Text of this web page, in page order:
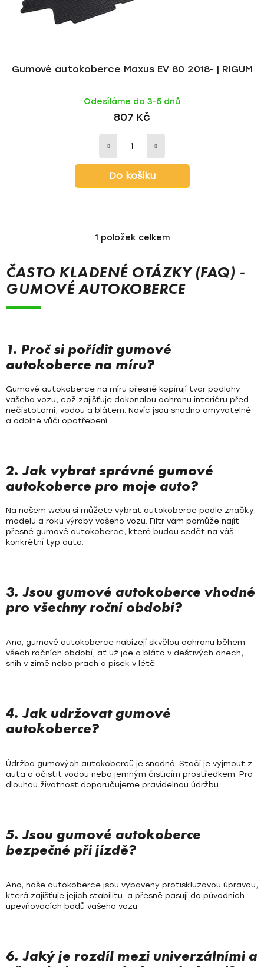
Gumové autokoberce Maxus EV 80 2018- | RIGUM
Odesíláme do 3-5 dnů
807 Kč
Do košíku
O
l
á
d
p
r
v
k
y
v
u
1 položek celkem
ČASTO KLADENÉ OTÁZKY (FAQ) -
GUMOVÉ AUTOKOBERCE
1. Proč si pořídit gumové
autokoberce na míru?
Gumové autokoberce na míru přesně kopírují tvar podlahy
vašeho vozu, což zajišťuje dokonalou ochranu interiéru před
nečistotami, vodou a blátem. Navíc jsou snadno omyvatelné
a odolné vůči opotřebení.
2. Jak vybrat správné gumové
autokoberce pro moje auto?
Na našem webu si můžete vybrat autokoberce podle značky,
modelu a roku výroby vašeho vozu. Filtr vám pomůže najít
přesné gumové autokoberce, které budou sedět na váš
konkrétní typ auta.
3. Jsou gumové autokoberce vhodné
pro všechny roční období?
Ano, gumové autokoberce nabízejí skvělou ochranu během
všech ročních období, ať už jde o bláto v deštivých dnech,
sníh v zimě nebo prach a písek v létě.
4. Jak udržovat gumové
autokoberce?
Údržba gumových autokoberců je snadná. Stačí je vyjmout z
auta a očistit vodou nebo jemným čisticím prostředkem. Pro
dlouhou životnost doporučujeme pravidelnou údržbu.
5. Jsou gumové autokoberce
bezpečné při jízdě?
Ano, naše autokoberce jsou vybaveny protiskluzovou úpravou,
která zajišťuje jejich stabilitu, a přesně pasují do původních
upevňovacích bodů vašeho vozu.
6. Jaký je rozdíl mezi univerzálními a